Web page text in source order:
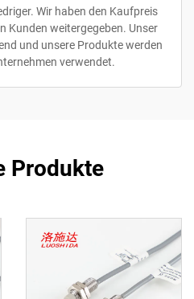
Wir haben den Kaufpreis
Kunden weitergegeben. Unser
und unsere Produkte werden
verwendet.
Produkte